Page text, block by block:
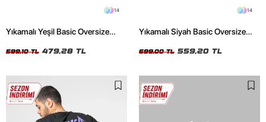
14
Yıkamalı Yeşil Basic Oversize
599,10 TL 479,28 TL
14
Yıkamalı Siyah Basic Oversize
699,00 TL 559,20 TL